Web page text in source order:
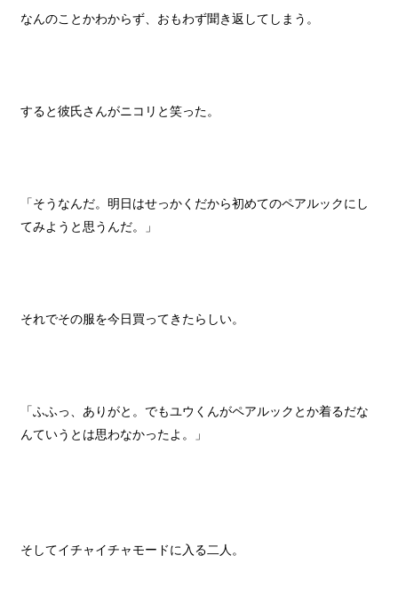
なんのことかわからず、おもわず聞き返してしまう。
すると彼氏さんがニコリと笑った。
「そうなんだ。明日はせっかくだから初めてのペアルックにし
てみようと思うんだ。」
それでその服を今日買ってきたらしい。
「ふふっ、ありがと。でもユウくんがペアルックとか着るだな
んていうとは思わなかったよ。」
そしてイチャイチャモードに入る二人。